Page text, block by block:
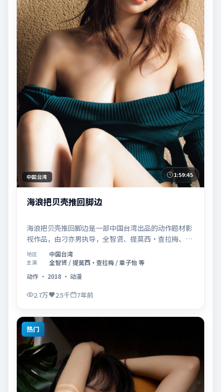
中国台湾 1:59:45
海浪把贝壳推回脚边
海浪把贝壳推回脚边是一部中国台湾出品的动作题材影
视作品，由刁亦男执导，全智贤、提莫西·查拉梅、章
子怡等联合主演，于2018年11月14日在院线首映。影
片围绕「爱的迟疑与勇敢迈出的一步」展开叙事，镜头
语言克制而富有张力，节奏起伏得当，人物弧光完整；
配乐与场面调度强化了类型片的观感体验，亦留有可供
解读的细节空间，适合关注现实主义叙事与人物关系的
地区 中国台湾
主演
全智贤 / 提莫西·查拉梅 / 章子怡 等
动作 · 2018 · 动漫
2.7万 2.5千 7年前
热门